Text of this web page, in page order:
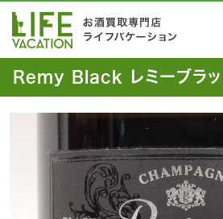
Remy Black レミーブラッ